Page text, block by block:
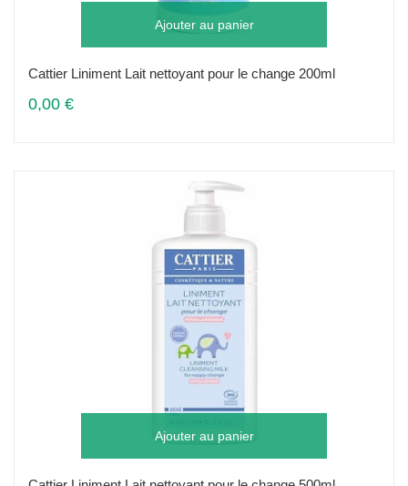
Ajouter au panier
Cattier Liniment Lait nettoyant pour le change 200ml
0,00 €
Ajouter au panier